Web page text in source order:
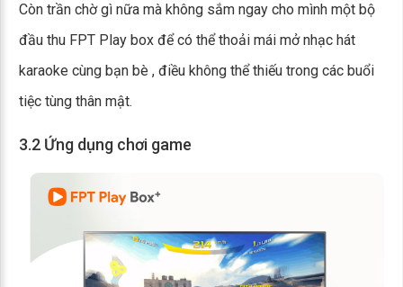
Còn trần chờ gì nữa mà không sắm ngay cho mình một bộ
đầu thu FPT Play box để có thể thoải mái mở nhạc hát
karaoke cùng bạn bè , điều không thể thiếu trong các buổi
tiệc tùng thân mật.
3.2 Ứng dụng chơi game